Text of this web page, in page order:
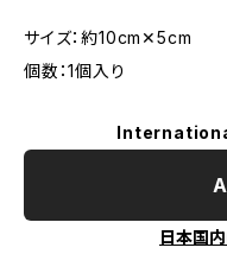
サイズ：約10cm✕5cm
個数：1個入り
日本国